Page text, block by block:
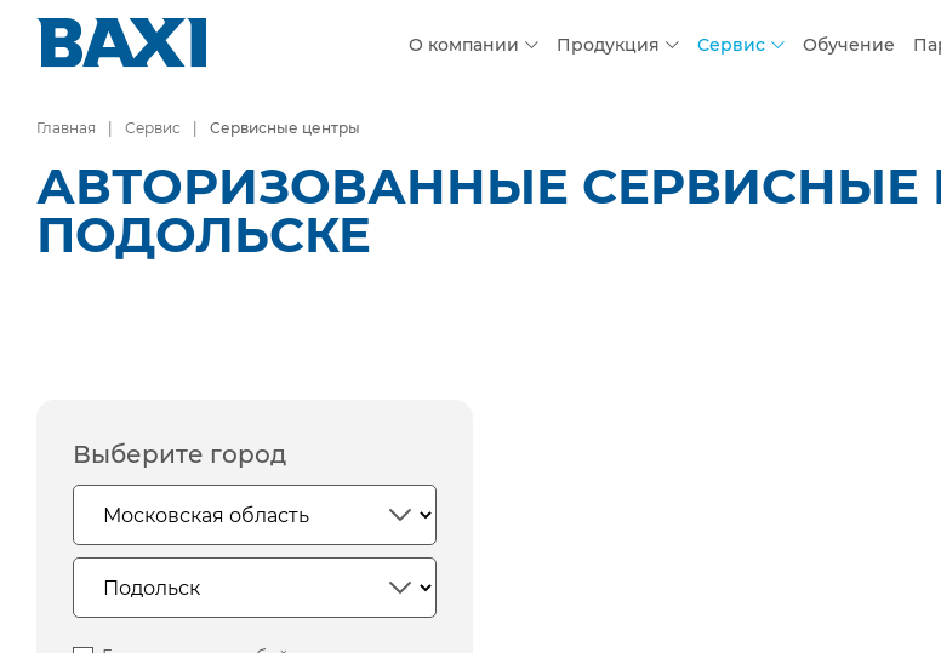
О компании Продукция Сервис Обучение
Главная Сервис Сервисные центры
АВТОРИЗОВАННЫЕ СЕРВИСНЫЕ
ПОДОЛЬСКЕ
Выберите город